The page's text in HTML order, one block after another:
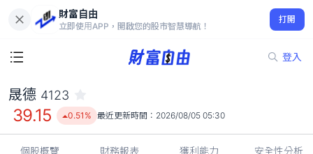
財富自由
立即使用APP，開啟您的股市智慧導航！
打開
登入
39.15
0.51%
晟德 4123
39.15 0.51% 最近更新時間： 2026/08/05 05:30
個股概覽 財務報表 獲利能力 安全性分析